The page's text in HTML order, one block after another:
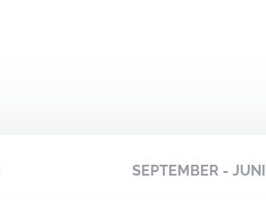
SEPTEMBER - JUNI